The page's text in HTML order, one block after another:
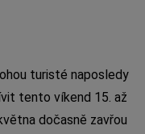
turisté naposledy
tento víkend 15. až
dočasně zavřou